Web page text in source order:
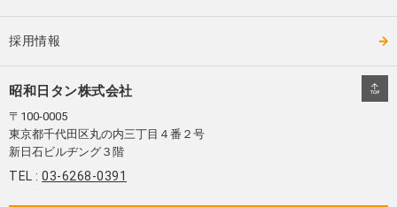
採用情報
昭和日タン株式会社
〒100-0005
東京都千代田区丸の内三丁目４番２号
新日石ビルヂング３階
TEL : 03-6268-0391